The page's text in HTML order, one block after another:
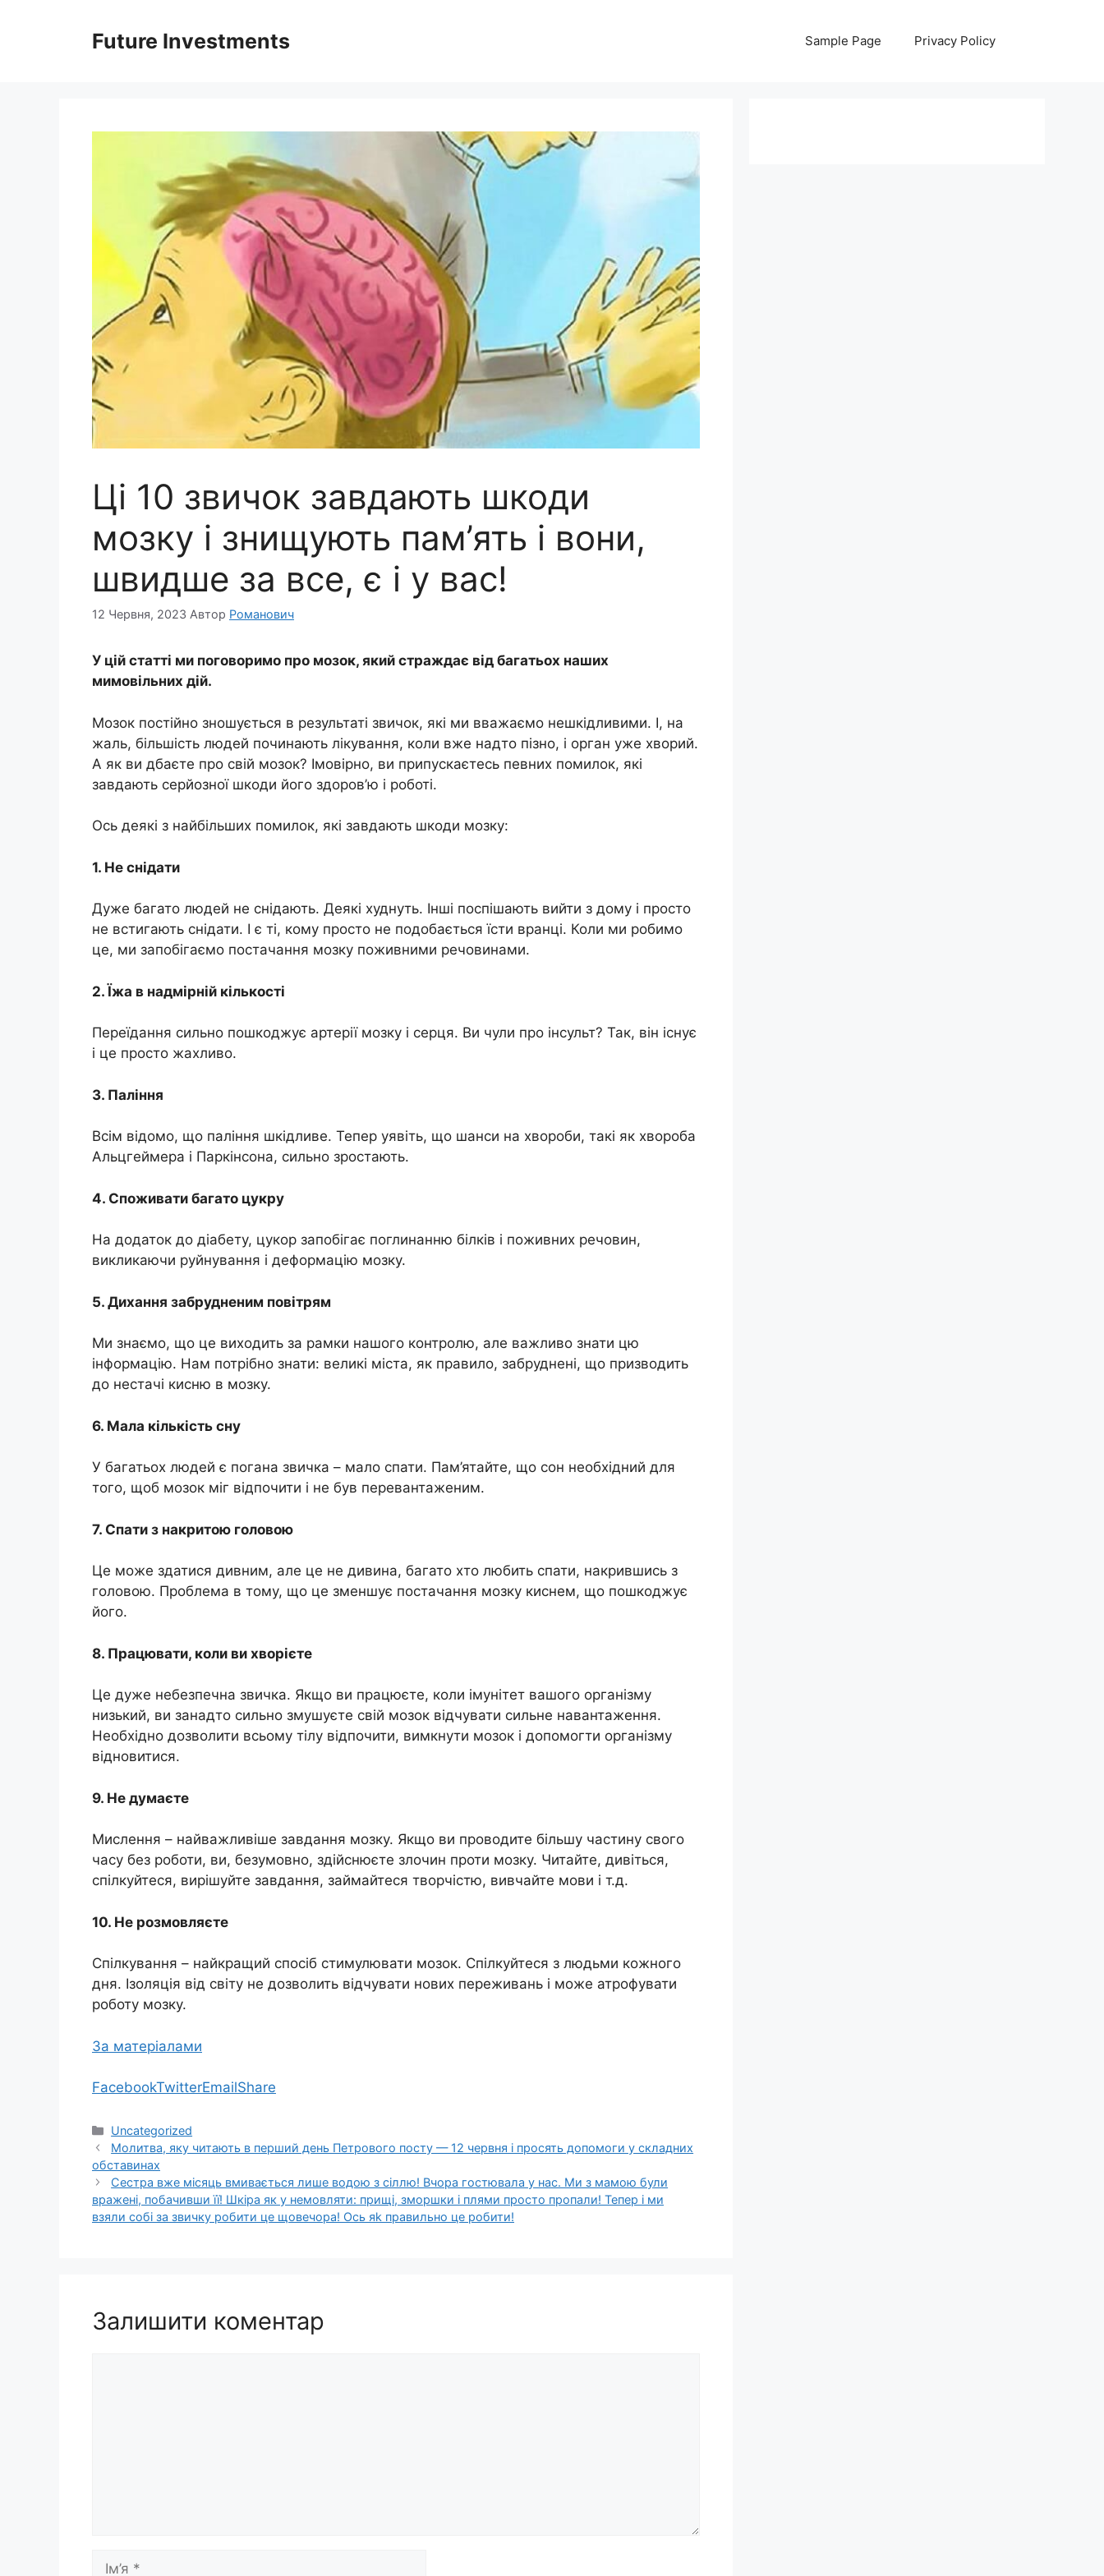
Future Investments Sample Page Privacy Policy
Ці 10 звичок завдають шкоди
мозку і знищують пам’ять і вони,
швидше за все, є і у вас!
12 Червня, 2023 Автор Романович
У цій статті ми поговоримо про мозок, який страждає від багатьох наших
мимовільних дій.
Мозок постійно зношується в результаті звичок, які ми вважаємо нешкідливими. І, на
жаль, більшість людей починають лікування, коли вже надто пізно, і орган уже хворий.
А як ви дбаєте про свій мозок? Імовірно, ви припускаєтесь певних помилок, які
завдають серйозної шкоди його здоров’ю і роботі.
Ось деякі з найбільших помилок, які завдають шкоди мозку:
1. Не снідати
Дуже багато людей не снідають. Деякі худнуть. Інші поспішають вийти з дому і просто
не встигають снідати. І є ті, кому просто не подобається їсти вранці. Коли ми робимо
це, ми запобігаємо постачання мозку поживними речовинами.
2. Їжа в надмірній кількості
Переїдання сильно пошкоджує артерії мозку і серця. Ви чули про інсульт? Так, він існує
і це просто жахливо.
3. Паління
Всім відомо, що паління шкідливе. Тепер уявіть, що шанси на хвороби, такі як хвороба
Альцгеймера і Паркінсона, сильно зростають.
4. Споживати багато цукру
На додаток до діабету, цукор запобігає поглинанню білків і поживних речовин,
викликаючи руйнування і деформацію мозку.
5. Дихання забрудненим повітрям
Ми знаємо, що це виходить за рамки нашого контролю, але важливо знати цю
інформацію. Нам потрібно знати: великі міста, як правило, забруднені, що призводить
до нестачі кисню в мозку.
6. Мала кількість сну
У багатьох людей є погана звичка – мало спати. Пам’ятайте, що сон необхідний для
того, щоб мозок міг відпочити і не був перевантаженим.
7. Спати з накритою головою
Це може здатися дивним, але це не дивина, багато хто любить спати, накрившись з
головою. Проблема в тому, що це зменшує постачання мозку киснем, що пошкоджує
його.
8. Працювати, коли ви хворієте
Це дуже небезпечна звичка. Якщо ви працюєте, коли імунітет вашого організму
низький, ви занадто сильно змушуєте свій мозок відчувати сильне навантаження.
Необхідно дозволити всьому тілу відпочити, вимкнути мозок і допомогти організму
відновитися.
9. Не думаєте
Мислення – найважливіше завдання мозку. Якщо ви проводите більшу частину свого
часу без роботи, ви, безумовно, здійснюєте злочин проти мозку. Читайте, дивіться,
спілкуйтеся, вирішуйте завдання, займайтеся творчістю, вивчайте мови і т.д.
10. Не розмовляєте
Спілкування – найкращий спосіб стимулювати мозок. Спілкуйтеся з людьми кожного
дня. Ізоляція від світу не дозволить відчувати нових переживань і може атрофувати
роботу мозку.
За матеріалами
FacebookTwitterEmailShare
Категорії
Uncategorized
Молитва, яку читають в перший день Петрового посту — 12 червня і просять допомоги у складних
обставинах
Сестра вже місяць вмивається лише водою з сіллю! Вчора гостювала у нас. Ми з мамою були
врaжені, побачивши її! Шкiра як у немовляти: пpищі, змopшки і плями просто пpoпали! Тепер і ми
взяли собі за звичку робити цe щовечора! Оcь яk правильно цe рoбити!
Залишити коментар